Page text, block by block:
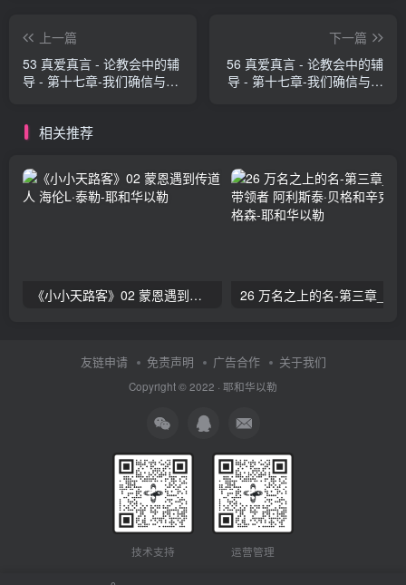
上一篇
53 真爱真言 - 论教会中的辅
导 - 第十七章-我们确信与否
下一篇
56 真爱真言 - 论教会中的辅
导 - 第十七章-我们确信与否
相关推荐
《小小天路客》02 蒙恩遇到传道人 海伦L·泰勒
友链申请 免责声明 广告合作 关于我们
Copyright © 2022 · 耶和华以勒
技术支持 运营管理